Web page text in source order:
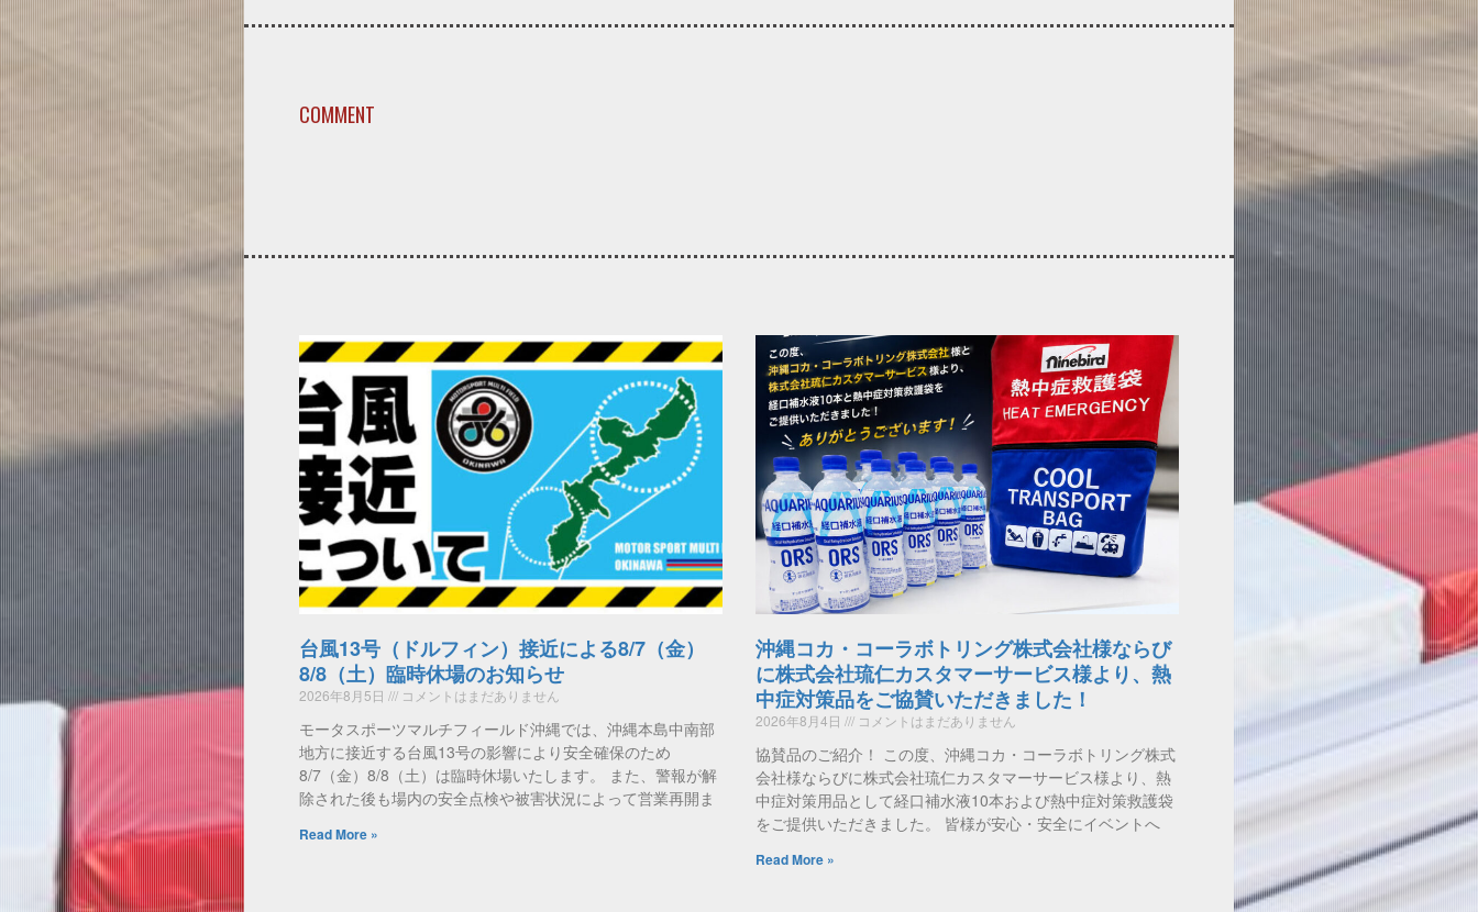
COMMENT
台風13号（ドルフィン）接近による8/7（金）
8/8（土）臨時休場のお知らせ
2026年8月5日 コメントはまだありません
モータスポーツマルチフィールド沖縄では、沖縄本島中南部
地方に接近する台風13号の影響により安全確保のため
8/7（金）8/8（土）は臨時休場いたします。 また、警報が解
除された後も場内の安全点検や被害状況によって営業再開ま
Read More »
沖縄コカ・コーラボトリング株式会社様ならび
に株式会社琉仁カスタマーサービス様より、熱
中症対策品をご協賛いただきました！
2026年8月4日 コメントはまだありません
協賛品のご紹介！ この度、沖縄コカ・コーラボトリング株式
会社様ならびに株式会社琉仁カスタマーサービス様より、熱
中症対策用品として経口補水液10本および熱中症対策救護袋
をご提供いただきました。 皆様が安心・安全にイベントへ
Read More »